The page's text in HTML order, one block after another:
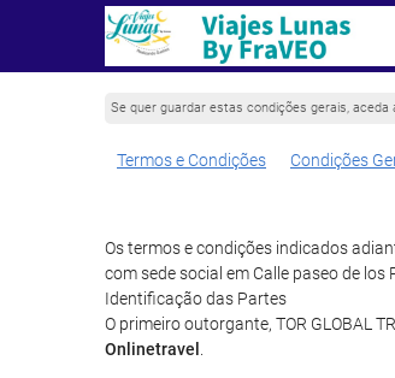
Se quer guardar estas condições gerais,
Termos e Condições Condições
Os termos e condições indicados
com sede social em Calle paseo de los
Identificação das Partes
O primeiro outorgante, TOR GLOBAL
Onlinetravel